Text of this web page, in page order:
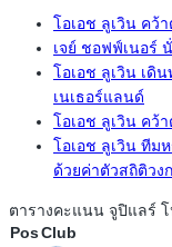
โอเอช ลูเวิน คว้
เจย์ ชอฟฟ์เนอร์
โอเอช ลูเวิน เดิ
เนเธอร์แลนด์
โอเอช ลูเวิน คว้
โอเอช ลูเวิน ทีม
ด้วยค่าตัวสถิติวง
ตารางคะแนน จูปิแลร์
PosClub